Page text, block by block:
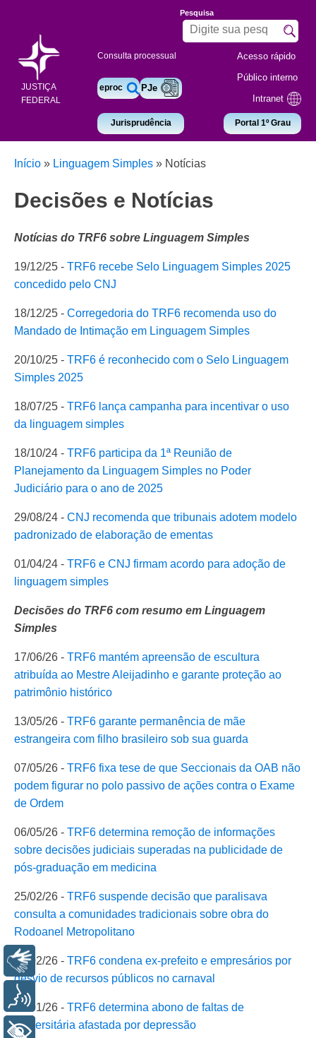
JUSTIÇA
FEDERAL
Consulta processual
eproc PJe
Jurisprudência
Pesquisa
Acesso rápido
Público interno
Intranet
Portal 1º Grau
Início » Linguagem Simples » Notícias
Decisões e Notícias
Notícias do TRF6 sobre Linguagem Simples
19/12/25 - TRF6 recebe Selo Linguagem Simples 2025
concedido pelo CNJ
18/12/25 - Corregedoria do TRF6 recomenda uso do
Mandado de Intimação em Linguagem Simples
20/10/25 - TRF6 é reconhecido com o Selo Linguagem
Simples 2025
18/07/25 - TRF6 lança campanha para incentivar o uso
da linguagem simples
18/10/24 - TRF6 participa da 1ª Reunião de
Planejamento da Linguagem Simples no Poder
Judiciário para o ano de 2025
29/08/24 - CNJ recomenda que tribunais adotem modelo
padronizado de elaboração de ementas
01/04/24 - TRF6 e CNJ firmam acordo para adoção de
linguagem simples
Decisões do TRF6 com resumo em Linguagem
Simples
17/06/26 - TRF6 mantém apreensão de escultura
atribuída ao Mestre Aleijadinho e garante proteção ao
patrimônio histórico
13/05/26 - TRF6 garante permanência de mãe
estrangeira com filho brasileiro sob sua guarda
07/05/26 - TRF6 fixa tese de que Seccionais da OAB não
podem figurar no polo passivo de ações contra o Exame
de Ordem
06/05/26 - TRF6 determina remoção de informações
sobre decisões judiciais superadas na publicidade de
pós-graduação em medicina
25/02/26 - TRF6 suspende decisão que paralisava
consulta a comunidades tradicionais sobre obra do
Rodoanel Metropolitano
05/02/26 - TRF6 condena ex-prefeito e empresários por
desvio de recursos públicos no carnaval
21/01/26 - TRF6 determina abono de faltas de
universitária afastada por depressão
Libras
+ Acessibilidade